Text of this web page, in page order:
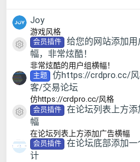
Joy
游戏风格
资源图标
会员插件
给您的网站添加用
幅，非常炫酷！
非常炫酷的用户组横幅！
主题
仿https://crdpro.cc/
客/交易论坛
仿https://crdpro.cc/风格
资源图标
会员插件
在论坛列表上方
幅
在论坛列表上方添加广告横幅
会员插件
在论坛底部添加
计